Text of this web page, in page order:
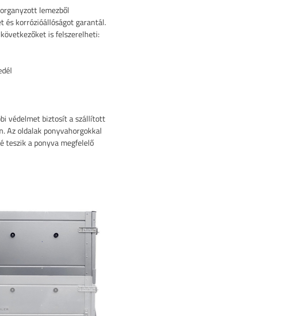
lemezből
és korrózióállóságot garantál.
is felszerelheti:
védelmet biztosít a szállított
Az oldalak ponyvahorgokkal
teszik a ponyva megfelelő